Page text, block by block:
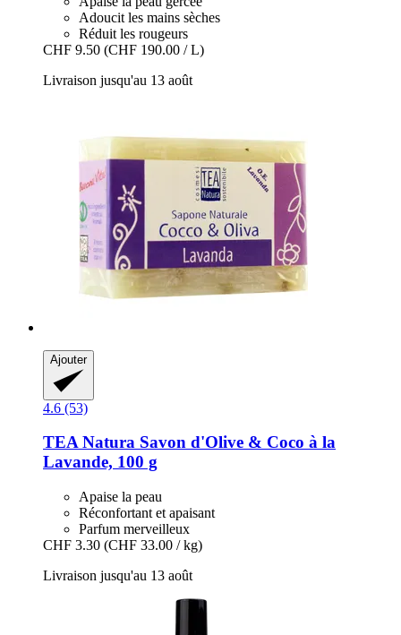
Adoucit les mains sèches
Réduit les rougeurs
CHF 9.50 (CHF 190.00 / L)
Livraison jusqu'au 13 août
Ajouter
4.6 (53)
TEA Natura Savon d'Olive & Coco à la
Lavande, 100 g
Apaise la peau
Réconfortant et apaisant
Parfum merveilleux
CHF 3.30 (CHF 33.00 / kg)
Livraison jusqu'au 13 août